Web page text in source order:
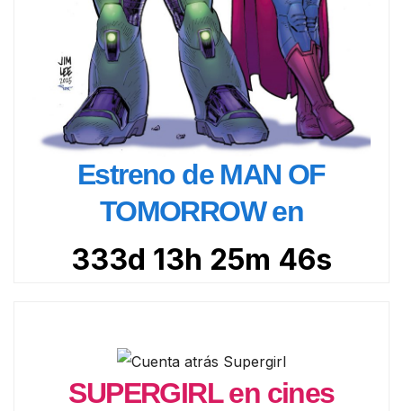
Estreno de MAN OF
TOMORROW en
333d 13h 25m 44s
SUPERGIRL en cines